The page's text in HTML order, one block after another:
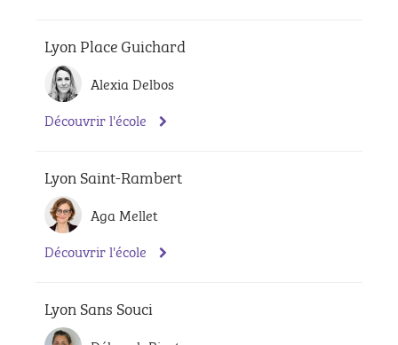
Lyon Place Guichard
Alexia Delbos
Découvrir l'école
Lyon Saint-Rambert
Aga Mellet
Découvrir l'école
Lyon Sans Souci